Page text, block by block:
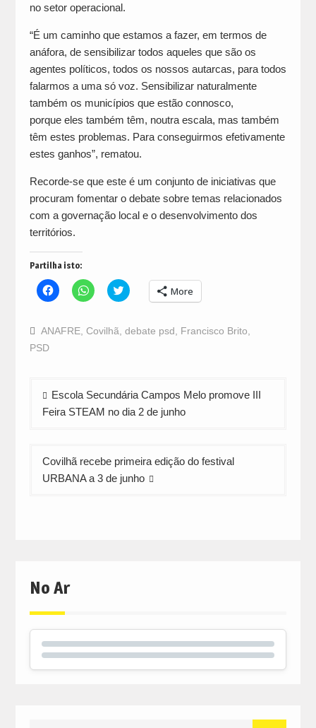
no setor operacional.
“É um caminho que estamos a fazer, em termos de
anáfora, de sensibilizar todos aqueles que são os
agentes políticos, todos os nossos autarcas, para todos
falarmos a uma só voz. Sensibilizar naturalmente
também os municípios que estão connosco,
porque eles também têm, noutra escala, mas também
têm estes problemas. Para conseguirmos efetivamente
estes ganhos”, rematou.
Recorde-se que este é um conjunto de iniciativas que
procuram fomentar o debate sobre temas relacionados
com a governação local e o desenvolvimento dos
territórios.
Partilha isto:
Click
to
Facebook
(Opens
Click
to
WhatsApp
(Opens
Click
to
Twitter
(Opens
More
ANAFRE, Covilhã debate psd Francisco Brito
PSD
Navegação
de
Escola Secundária Campos Melo promove III
Feira STEAM no dia 2 de junho
Covilhã recebe primeira edição do festival
URBANA a 3 de junho
No Ar